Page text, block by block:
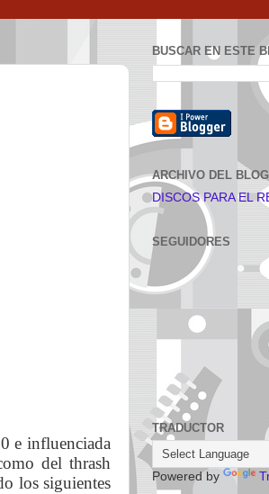
e influenciada
del thrash
los siguientes
BUSCAR EN ESTE
ARCHIVO DEL BLOG
DISCOS PARA EL
SEGUIDORES
TRADUCTOR
Powered by